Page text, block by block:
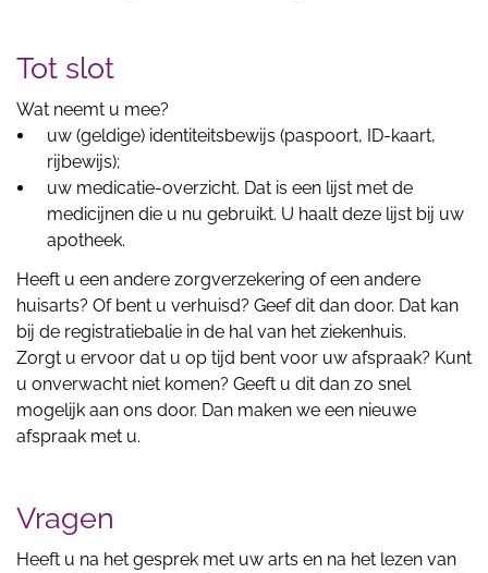
Tot slot
Wat neemt u mee?
uw (geldige) identiteitsbewijs (paspoort, ID-kaart,
rijbewijs);
uw medicatie-overzicht. Dat is een lijst met de
medicijnen die u nu gebruikt. U haalt deze lijst bij uw
apotheek.
Heeft u een andere zorgverzekering of een andere
huisarts? Of bent u verhuisd? Geef dit dan door. Dat kan
bij de registratiebalie in de hal van het ziekenhuis.
Zorgt u ervoor dat u op tijd bent voor uw afspraak? Kunt
u onverwacht niet komen? Geeft u dit dan zo snel
mogelijk aan ons door. Dan maken we een nieuwe
afspraak met u.
Vragen
Heeft u na het gesprek met uw arts en na het lezen van